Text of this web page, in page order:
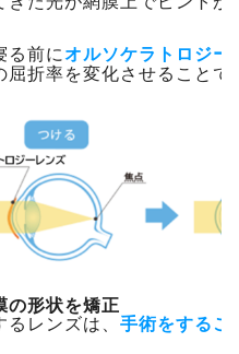
る前にオルソケラトロジー
屈折率を変化させること
の形状を矯正
レンズは、 手術をするこ